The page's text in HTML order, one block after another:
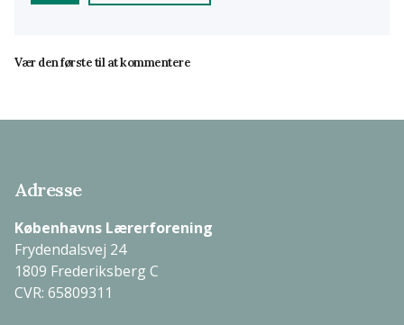
Vær den første til at kommentere
Adresse
Københavns Lærerforening
Frydendalsvej 24
1809 Frederiksberg C
CVR: 65809311